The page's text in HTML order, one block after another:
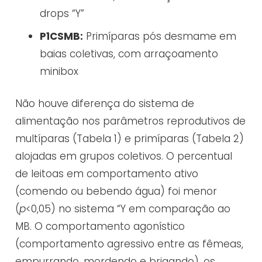
drops “Y”
P1CSMB: Primíparas pós desmame em
baias coletivas, com arraçoamento
minibox
Não houve diferença do sistema de
alimentação nos parâmetros reprodutivos de
multíparas (Tabela 1) e primíparas (Tabela 2)
alojadas em grupos coletivos. O percentual
de leitoas em comportamento ativo
(comendo ou bebendo água) foi menor
(p<0,05) no sistema “Y em comparação ao
MB. O comportamento agonístico
(comportamento agressivo entre as fêmeas,